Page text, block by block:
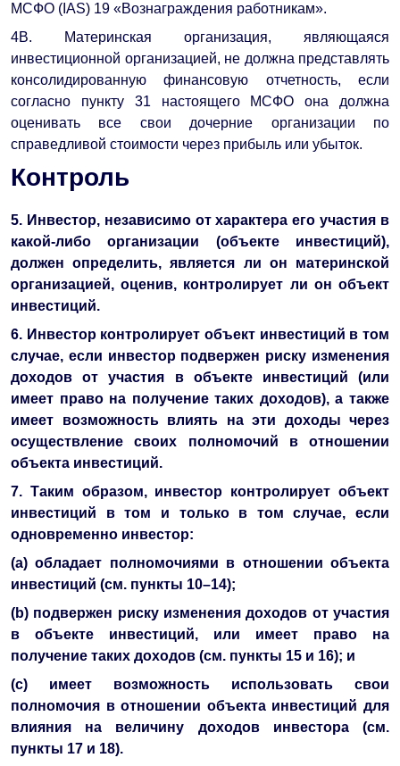
МСФО (IAS) 19 «Вознаграждения работникам».
4B. Материнская организация, являющаяся
инвестиционной организацией, не должна представлять
консолидированную финансовую отчетность, если
согласно пункту 31 настоящего МСФО она должна
оценивать все свои дочерние организации по
справедливой стоимости через прибыль или убыток.
Контроль
5. Инвестор, независимо от характера его участия в
какой-либо организации (объекте инвестиций),
должен определить, является ли он материнской
организацией, оценив, контролирует ли он объект
инвестиций.
6. Инвестор контролирует объект инвестиций в том
случае, если инвестор подвержен риску изменения
доходов от участия в объекте инвестиций (или
имеет право на получение таких доходов), а также
имеет возможность влиять на эти доходы через
осуществление своих полномочий в отношении
объекта инвестиций.
7. Таким образом, инвестор контролирует объект
инвестиций в том и только в том случае, если
одновременно инвестор:
(a) обладает полномочиями в отношении объекта
инвестиций (см. пункты 10–14);
(b) подвержен риску изменения доходов от участия
в объекте инвестиций, или имеет право на
получение таких доходов (см. пункты 15 и 16); и
(c) имеет возможность использовать свои
полномочия в отношении объекта инвестиций для
влияния на величину доходов инвестора (см.
пункты 17 и 18).